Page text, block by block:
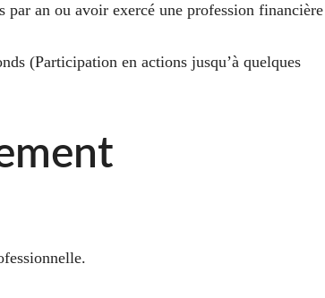
par an ou avoir exercé une profession financière
(Participation en actions jusqu’à quelques